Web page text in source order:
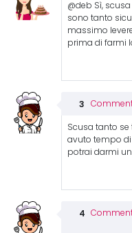
@deb Sì,
sono tanto
massimo
prima di farmi
Scusa tanto
avuto tempo di
potrai darmi